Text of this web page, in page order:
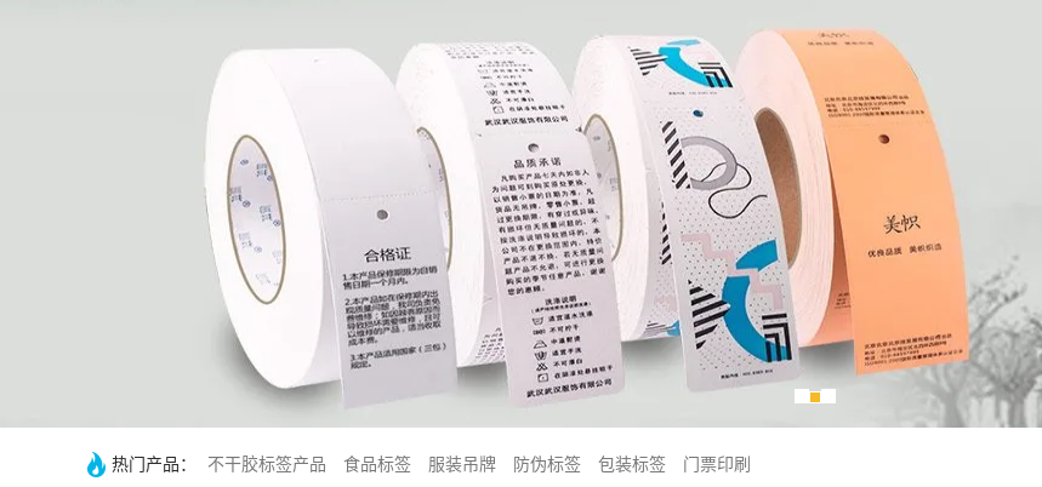
热门产品： 不干胶标签产品 食品标签 服装吊牌 防伪标签 包装标签 门票印刷